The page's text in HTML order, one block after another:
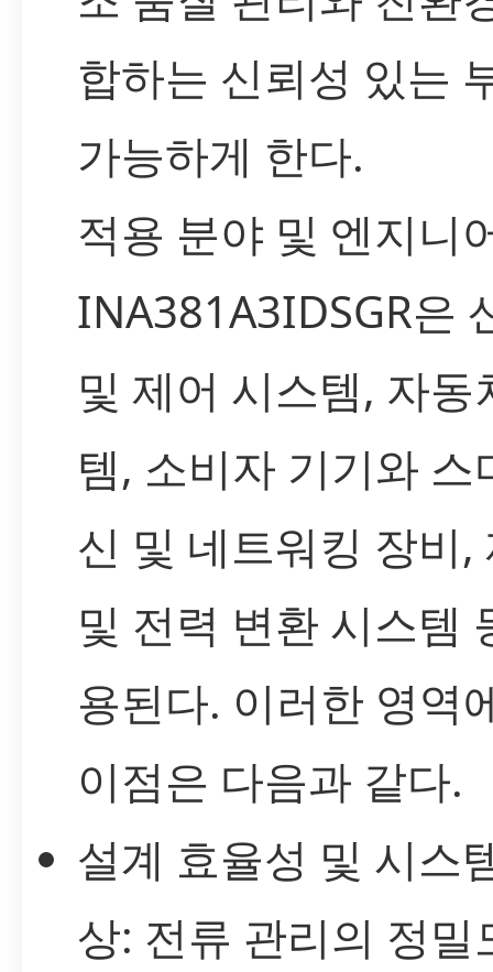
합하는 신뢰성 있는
가능하게 한다.
적용 분야 및 엔지니
INA381A3IDSGR은
및 제어 시스템, 자동
템, 소비자 기기와 스
신 및 네트워킹 장비,
및 전력 변환 시스템
용된다. 이러한 영역
이점은 다음과 같다.
설계 효율성 및 시스
상: 전류 관리의 정밀